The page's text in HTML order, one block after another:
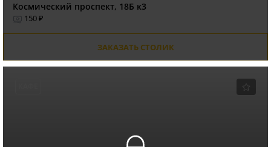
Космический проспект, 18Б к3
150 ₽
ЗАКАЗАТЬ СТОЛИК